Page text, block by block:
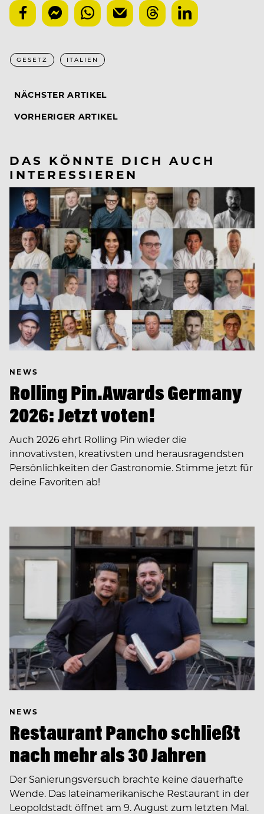
GESETZ ITALIEN
NÄCHSTER ARTIKEL
VORHERIGER ARTIKEL
DAS KÖNNTE DICH AUCH
INTERESSIEREN
NEWS
Rolling Pin.Awards Germany
2026: Jetzt voten!
Auch 2026 ehrt Rolling Pin wieder die
innovativsten, kreativsten und herausragendsten
Persönlichkeiten der Gastronomie. Stimme jetzt für
deine Favoriten ab!
NEWS
Restaurant Pancho schließt
nach mehr als 30 Jahren
Der Sanierungsversuch brachte keine dauerhafte
Wende. Das lateinamerikanische Restaurant in der
Leopoldstadt öffnet am 9. August zum letzten Mal.